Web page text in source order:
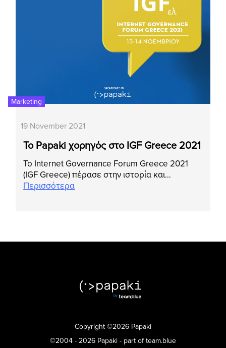
Marketing
19 November 2021
Το Papaki χορηγός στο IGF Greece 2021
Το Internet Governance Forum Greece 2021
(IGF Greece) πέρασε στην ιστορία και…
Περισσότερα
Copyright ©2026 Papaki
©2004 - 2026 Papaki - part of team.blue